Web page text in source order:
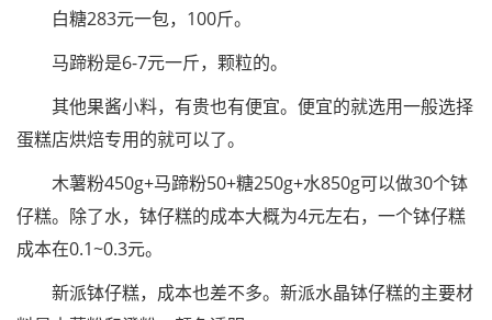
白糖283元一包，100斤。
马蹄粉是6-7元一斤，颗粒的。
其他果酱小料，有贵也有便宜。便宜的就选用一般选择
蛋糕店烘焙专用的就可以了。
木薯粉450g+马蹄粉50+糖250g+水850g可以做30个钵
仔糕。除了水，钵仔糕的成本大概为4元左右，一个钵仔糕
成本在0.1~0.3元。
新派钵仔糕，成本也差不多。新派水晶钵仔糕的主要材